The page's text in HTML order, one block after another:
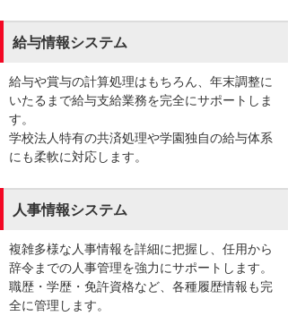
給与情報システム
給与や賞与の計算処理はもちろん、年末調整に
いたるまで給与支給業務を完全にサポートしま
す。
学校法人特有の共済処理や学園独自の給与体系
にも柔軟に対応します。
人事情報システム
複雑多様な人事情報を詳細に把握し、任用から
辞令までの人事管理を強力にサポートします。
職歴・学歴・免許資格など、各種履歴情報も完
全に管理します。